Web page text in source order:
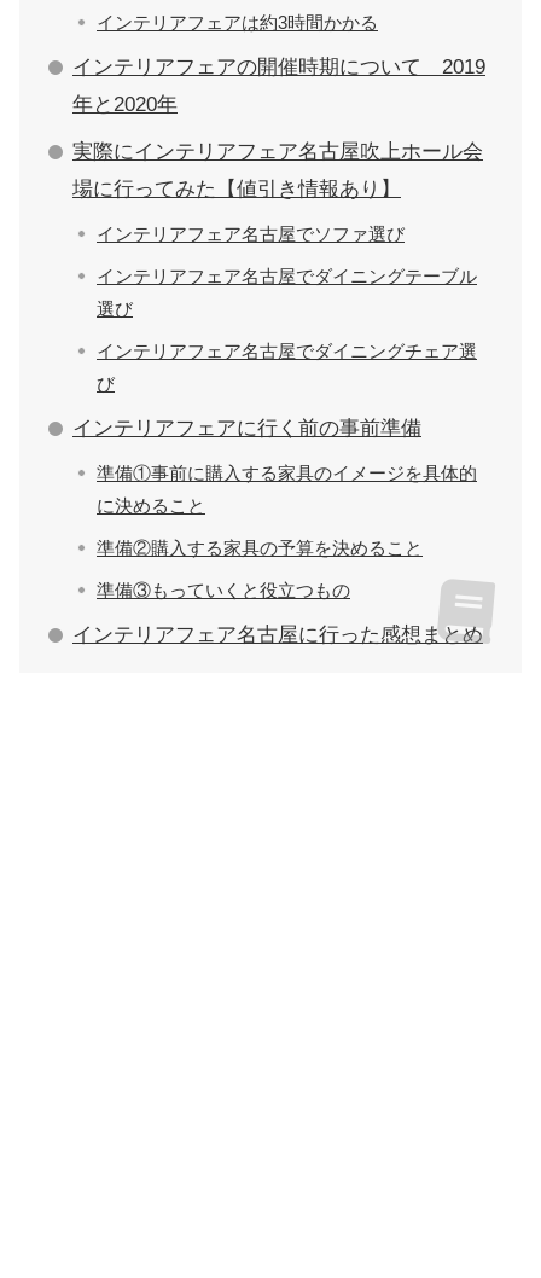
インテリアフェアは約3時間かかる
インテリアフェアの開催時期について 2019
年と2020年
実際にインテリアフェア名古屋吹上ホール会
場に行ってみた【値引き情報あり】
インテリアフェア名古屋でソファ選び
インテリアフェア名古屋でダイニングテーブル
選び
インテリアフェア名古屋でダイニングチェア選
び
インテリアフェアに行く前の事前準備
準備①事前に購入する家具のイメージを具体的
に決めること
準備②購入する家具の予算を決めること
準備③もっていくと役立つもの
インテリアフェア名古屋に行った感想まとめ